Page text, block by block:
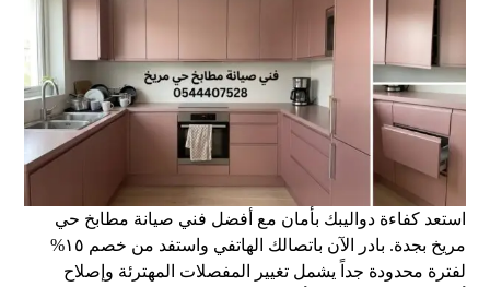
استعد كفاءة دواليبك بأمان مع أفضل فني صيانة مطابخ حي
مريخ بجدة. بادر الآن باتصالك الهاتفي واستفد من خصم ١٥%
لفترة محدودة جداً يشمل تغيير المفصلات المهترئة وإصلاح